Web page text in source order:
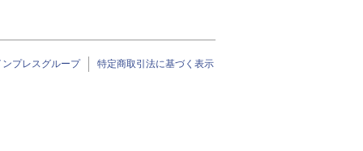
ンプレスグループ 特定商取引法に基づく表示